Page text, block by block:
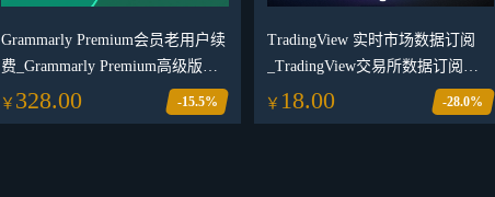
Grammarly Premium会员老用户续
费_Grammarly Premium高级版会
员充值代购
￥ 328.00 -15.5%
TradingView 实时市场数据订阅
_TradingView交易所数据订阅
_TradingView交易所实时数据订阅
￥ 18.00 -28.0%